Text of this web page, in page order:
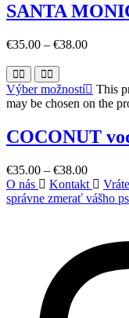
SANTA
€35.00 – €38.00
Výber možností
This
may be chosen on the
COCONUT
€35.00 – €38.00
O nás
Kontakt
správne zmerať vášho